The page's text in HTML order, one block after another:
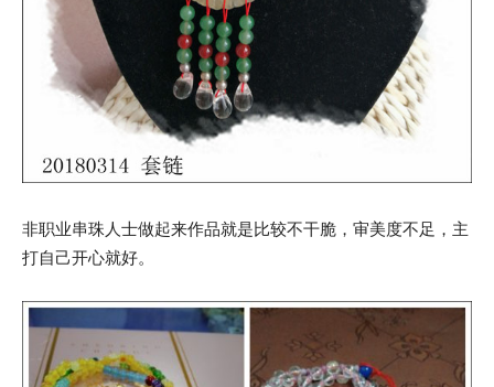
非职业串珠人士做起来作品就是比较不干脆，审美度不足，主
打自己开心就好。